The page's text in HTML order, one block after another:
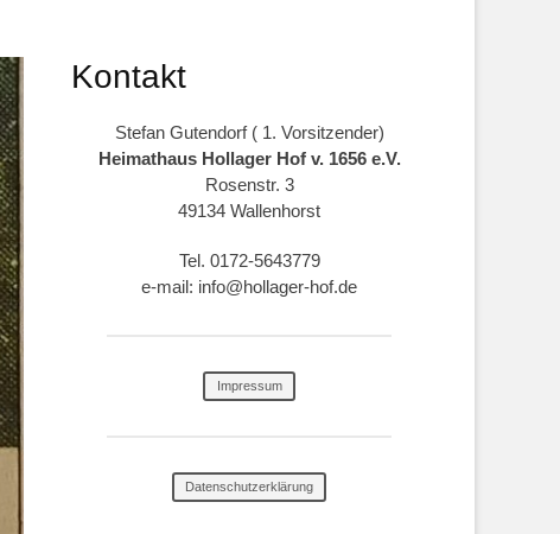
Kontakt
Stefan Gutendorf ( 1. Vorsitzender)
Heimathaus Hollager Hof v. 1656 e.V.
Rosenstr. 3
49134 Wallenhorst
Tel. 0172-5643779
e-mail: info@hollager-hof.de
Impressum
Datenschutzerklärung